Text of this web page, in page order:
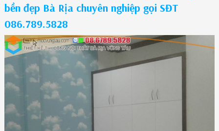
bền đẹp Bà Rịa chuyên nghiệp gọi SĐT
086.789.5828